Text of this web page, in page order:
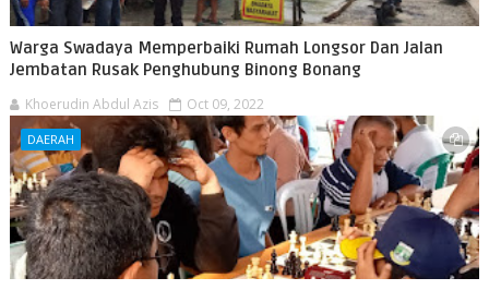
Warga Swadaya Memperbaiki Rumah Longsor Dan Jalan
Jembatan Rusak Penghubung Binong Bonang
Khoerudin Abdul Azis Oct 09, 2022
DAERAH